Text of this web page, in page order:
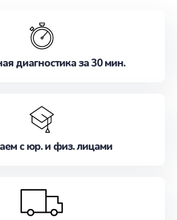
Не медлите записаться на
диагностика за 30 мин.
с юр. и физ. лицами